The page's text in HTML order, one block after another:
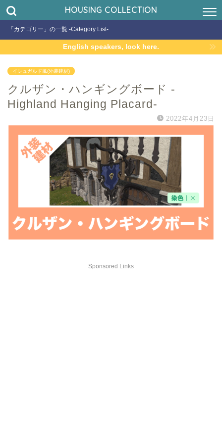
HOUSING COLLECTION
「カテゴリー」の一覧 -Category List-
English speakers, look here.
イシュガルド風(外装建材)
クルザン・ハンギングボード -
Highland Hanging Placard-
2022年4月23日
Sponsored Links